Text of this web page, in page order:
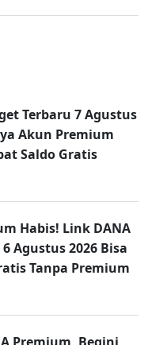
Terbaru 7 Agustus
Akun Premium
Saldo Gratis
Habis! Link DANA
Agustus 2026 Bisa
Tanpa Premium